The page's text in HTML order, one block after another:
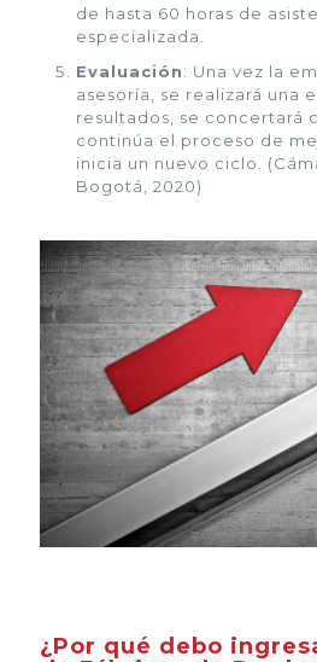
de hasta 60 horas de
especializada.
Evaluación: Una vez la
asesoría, se realizará una
resultados, se concertará
continúa el proceso de
inicia un nuevo ciclo.
Bogotá, 2020)
¿Por qué debo